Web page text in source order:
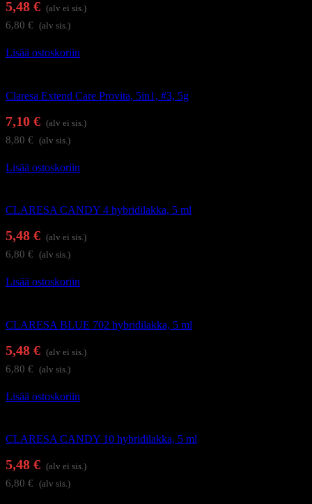
5,48 € (alv ei sis.)
6,80 € (alv sis.)
Lisää ostoskoriin
Claresa Extend Care Provita, 5in1, #3, 5g
7,10 € (alv ei sis.)
8,80 € (alv sis.)
Lisää ostoskoriin
CLARESA CANDY 4 hybridilakka, 5 ml
5,48 € (alv ei sis.)
6,80 € (alv sis.)
Lisää ostoskoriin
CLARESA BLUE 702 hybridilakka, 5 ml
5,48 € (alv ei sis.)
6,80 € (alv sis.)
Lisää ostoskoriin
CLARESA CANDY 10 hybridilakka, 5 ml
5,48 € (alv ei sis.)
6,80 € (alv sis.)